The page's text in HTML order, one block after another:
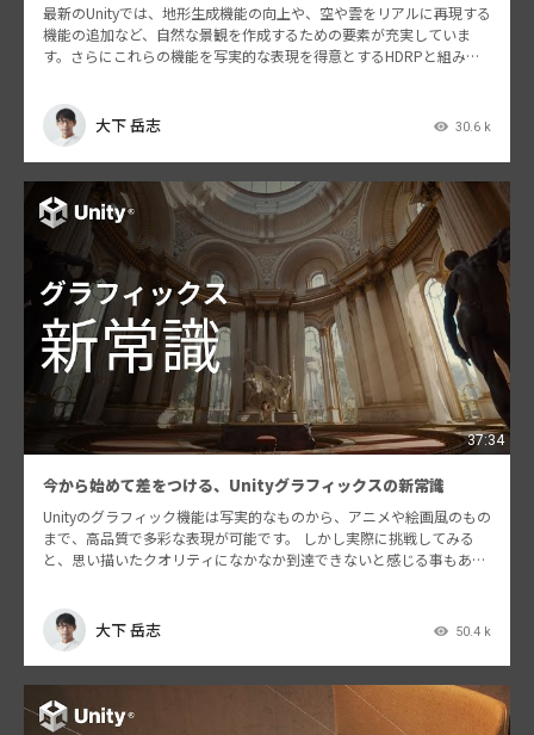
最新のUnityでは、地形生成機能の向上や、空や雲をリアルに再現する
機能の追加など、自然な景観を作成するための要素が充実していま
す。さらにこれらの機能を写実的な表現を得意とするHDRPと組み合
大下 岳志 30.6 k
37:34
今から始めて差をつける、Unityグラフィックスの新常識
Unityのグラフィック機能は写実的なものから、アニメや絵画風のもの
まで、高品質で多彩な表現が可能です。 しかし実際に挑戦してみる
と、思い描いたクオリティになかなか到達できないと感じる事もある
大下 岳志 50.4 k